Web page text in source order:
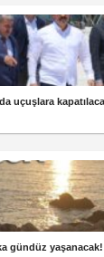
uçuşlara
gündüz yaşanacak!